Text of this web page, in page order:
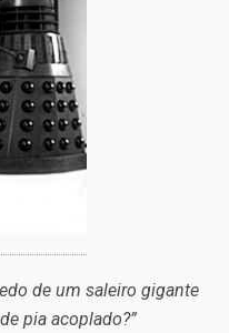
de um saleiro gigante
pia acoplado?”